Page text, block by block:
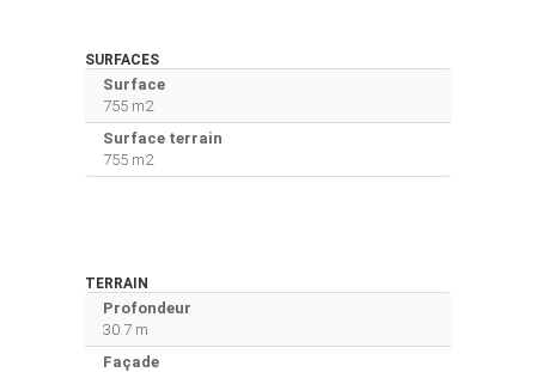
SURFACES
Surface
755 m2
Surface terrain
755 m2
TERRAIN
Profondeur
30.7 m
Façade